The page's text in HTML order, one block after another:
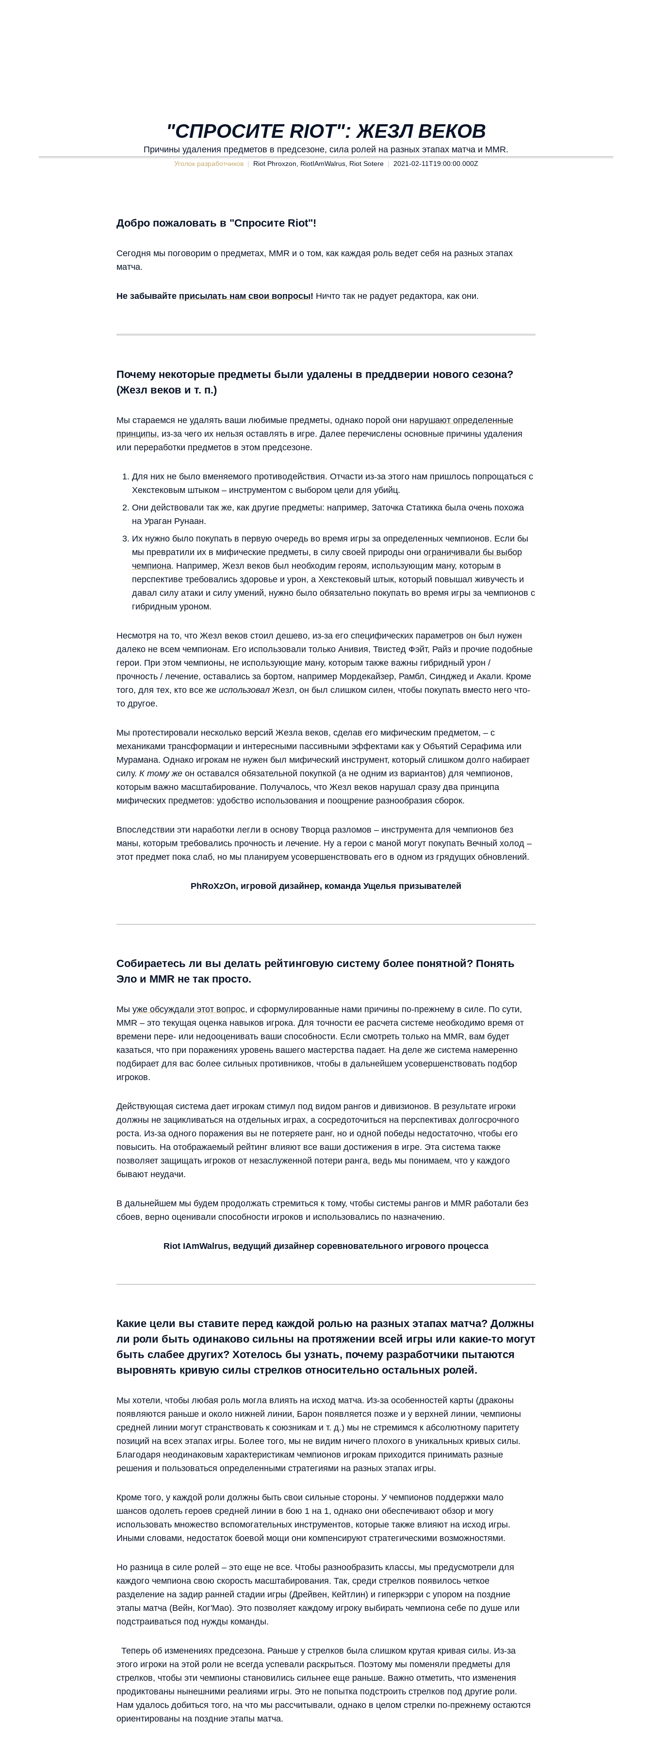
"СПРОСИТЕ RIOT": ЖЕЗЛ ВЕКОВ
Причины удаления предметов в предсезоне, сила ролей на разных этапах матча и MMR.
Уголок разработчиков Riot Phroxzon, RiotIAmWalrus, Riot Sotere 2021-02-11T19:00:00.000Z
Добро пожаловать в "Спросите Riot"!
Сегодня мы поговорим о предметах, MMR и о том, как каждая роль ведет себя на разных этапах
матча.
Не забывайте присылать нам свои вопросы! Ничто так не радует редактора, как они.
Почему некоторые предметы были удалены в преддверии нового сезона?
(Жезл веков и т. п.)
Мы стараемся не удалять ваши любимые предметы, однако порой они нарушают определенные
принципы, из-за чего их нельзя оставлять в игре. Далее перечислены основные причины удаления
или переработки предметов в этом предсезоне.
Для них не было вменяемого противодействия. Отчасти из-за этого нам пришлось попрощаться с
Хекстековым штыком – инструментом с выбором цели для убийц.
Они действовали так же, как другие предметы: например, Заточка Статикка была очень похожа
на Ураган Рунаан.
Их нужно было покупать в первую очередь во время игры за определенных чемпионов. Если бы
мы превратили их в мифические предметы, в силу своей природы они ограничивали бы выбор
чемпиона. Например, Жезл веков был необходим героям, использующим ману, которым в
перспективе требовались здоровье и урон, а Хекстековый штык, который повышал живучесть и
давал силу атаки и силу умений, нужно было обязательно покупать во время игры за чемпионов с
гибридным уроном.
Несмотря на то, что Жезл веков стоил дешево, из-за его специфических параметров он был нужен
далеко не всем чемпионам. Его использовали только Анивия, Твистед Фэйт, Райз и прочие подобные
герои. При этом чемпионы, не использующие ману, которым также важны гибридный урон /
прочность / лечение, оставались за бортом, например Мордекайзер, Рамбл, Синджед и Акали. Кроме
того, для тех, кто все же использовал Жезл, он был слишком силен, чтобы покупать вместо него что-
то другое.
Мы протестировали несколько версий Жезла веков, сделав его мифическим предметом, – с
механиками трансформации и интересными пассивными эффектами как у Объятий Серафима или
Мурамана. Однако игрокам не нужен был мифический инструмент, который слишком долго набирает
силу. К тому же он оставался обязательной покупкой (а не одним из вариантов) для чемпионов,
которым важно масштабирование. Получалось, что Жезл веков нарушал сразу два принципа
мифических предметов: удобство использования и поощрение разнообразия сборок.
Впоследствии эти наработки легли в основу Творца разломов – инструмента для чемпионов без
маны, которым требовались прочность и лечение. Ну а герои с маной могут покупать Вечный холод –
этот предмет пока слаб, но мы планируем усовершенствовать его в одном из грядущих обновлений.
PhRoXzOn, игровой дизайнер, команда Ущелья призывателей
Собираетесь ли вы делать рейтинговую систему более понятной? Понять
Эло и MMR не так просто.
Мы уже обсуждали этот вопрос, и сформулированные нами причины по-прежнему в силе. По сути,
MMR – это текущая оценка навыков игрока. Для точности ее расчета системе необходимо время от
времени пере- или недооценивать ваши способности. Если смотреть только на MMR, вам будет
казаться, что при поражениях уровень вашего мастерства падает. На деле же система намеренно
подбирает для вас более сильных противников, чтобы в дальнейшем усовершенствовать подбор
игроков.
Действующая система дает игрокам стимул под видом рангов и дивизионов. В результате игроки
должны не зацикливаться на отдельных играх, а сосредоточиться на перспективах долгосрочного
роста. Из-за одного поражения вы не потеряете ранг, но и одной победы недостаточно, чтобы его
повысить. На отображаемый рейтинг влияют все ваши достижения в игре. Эта система также
позволяет защищать игроков от незаслуженной потери ранга, ведь мы понимаем, что у каждого
бывают неудачи.
В дальнейшем мы будем продолжать стремиться к тому, чтобы системы рангов и MMR работали без
сбоев, верно оценивали способности игроков и использовались по назначению.
Riot IAmWalrus, ведущий дизайнер соревновательного игрового процесса
Какие цели вы ставите перед каждой ролью на разных этапах матча? Должны
ли роли быть одинаково сильны на протяжении всей игры или какие-то могут
быть слабее других? Хотелось бы узнать, почему разработчики пытаются
выровнять кривую силы стрелков относительно остальных ролей.
Мы хотели, чтобы любая роль могла влиять на исход матча. Из-за особенностей карты (драконы
появляются раньше и около нижней линии, Барон появляется позже и у верхней линии, чемпионы
средней линии могут странствовать к союзникам и т. д.) мы не стремимся к абсолютному паритету
позиций на всех этапах игры. Более того, мы не видим ничего плохого в уникальных кривых силы.
Благодаря неодинаковым характеристикам чемпионов игрокам приходится принимать разные
решения и пользоваться определенными стратегиями на разных этапах игры.
Кроме того, у каждой роли должны быть свои сильные стороны. У чемпионов поддержки мало
шансов одолеть героев средней линии в бою 1 на 1, однако они обеспечивают обзор и могу
использовать множество вспомогательных инструментов, которые также влияют на исход игры.
Иными словами, недостаток боевой мощи они компенсируют стратегическими возможностями.
Но разница в силе ролей – это еще не все. Чтобы разнообразить классы, мы предусмотрели для
каждого чемпиона свою скорость масштабирования. Так, среди стрелков появилось четкое
разделение на задир ранней стадии игры (Дрейвен, Кейтлин) и гиперкэрри с упором на поздние
этапы матча (Вейн, Ког'Мао). Это позволяет каждому игроку выбирать чемпиона себе по душе или
подстраиваться под нужды команды.
Теперь об изменениях предсезона. Раньше у стрелков была слишком крутая кривая силы. Из-за
этого игроки на этой роли не всегда успевали раскрыться. Поэтому мы поменяли предметы для
стрелков, чтобы эти чемпионы становились сильнее еще раньше. Важно отметить, что изменения
продиктованы нынешними реалиями игры. Это не попытка подстроить стрелков под другие роли.
Нам удалось добиться того, на что мы рассчитывали, однако в целом стрелки по-прежнему остаются
ориентированы на поздние этапы матча.